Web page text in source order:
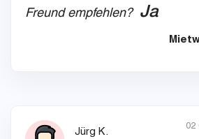
Freund empfehlen? Ja
Jürg K.
02